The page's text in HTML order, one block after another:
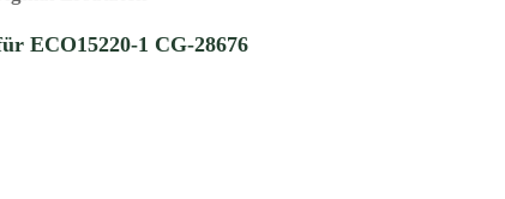
ECO15220-1 CG-28676